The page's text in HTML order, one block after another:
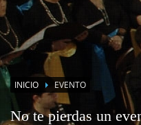
INICIO EVENTO
No te pierdas un